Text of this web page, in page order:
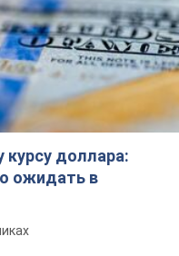
курсу доллара:
ожидать в